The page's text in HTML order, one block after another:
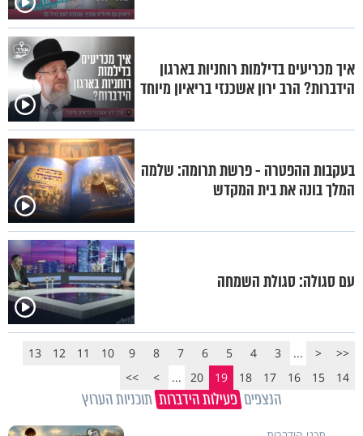
איך מכריעים בדילמות רוחניות בארגון
הידברות? הרב ירון אשכנזי בריאיון מיוחד
בעקבות ההפטרה - פרשת תרומה: שלמה
המלך בונה את בית המקדש
עם סגולה: סגולת השמחה
<<
<
...
3
4
5
6
7
8
9
10
11
12
13
14
15
16
17
18
19
20
...
>
>>
הנצפים פעילות הידברות תוכניות הערוץ